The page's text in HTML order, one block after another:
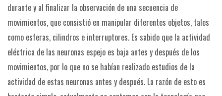
durante y al finalizar la observación de una secuencia de
movimientos, que consistió en manipular diferentes objetos, tales
como esferas, cilindros e interruptores. Es sabido que la actividad
eléctrica de las neuronas espejo es baja antes y después de los
movimientos, por lo que no se habían realizado estudios de la
actividad de estas neuronas antes y después. La razón de esto es